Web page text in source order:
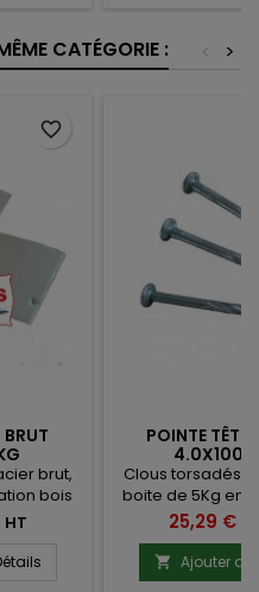
CATÉGORIE : >
<
BRUT
brut,
bois
à
HT
favorite_border
POINTE TÊTE
4.0X100
Clous torsadés
boite de 5Kg en
et une
Prix
25,29 €
 Ajouter au